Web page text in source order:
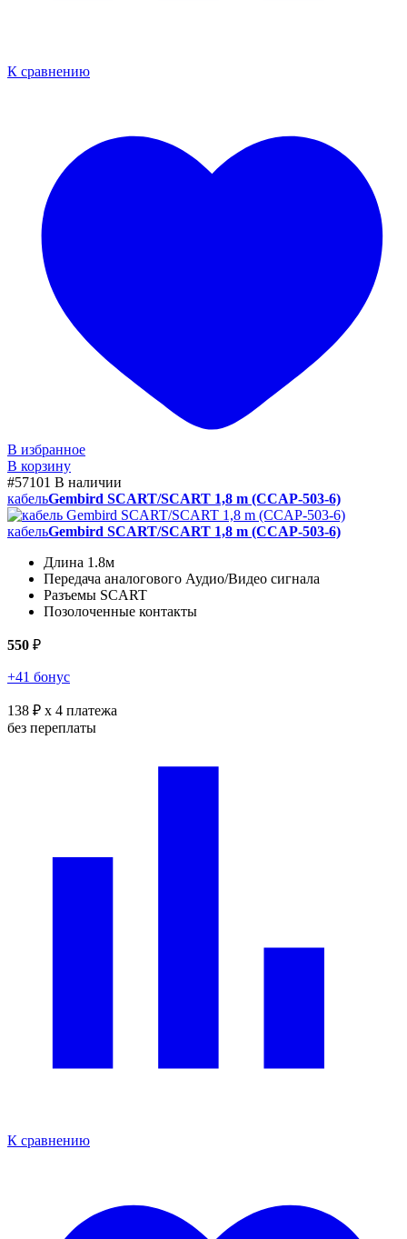
К сравнению
В избранное
В корзину
#57101 В наличии
кабельGembird SCART/SCART 1,8 m (CCAP-503-6)
кабельGembird SCART/SCART 1,8 m (CCAP-503-6)
Длина 1.8м
Передача аналогового Аудио/Видео сигнала
Разъемы SCART
Позолоченные контакты
550 ₽
+41 бонус
138 ₽ x 4 платежа
без переплаты
К сравнению